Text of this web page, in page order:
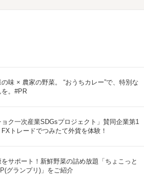
味 × 農家の野菜。 “おうちカレー”で、特別な
。#PR
ョク一次産業SDGsプロジェクト」賛同企業第1
トレードでつみたて外貨を体験！
サポート！新鮮野菜の詰め放題「ちょこっと
グランプリ)」をご紹介